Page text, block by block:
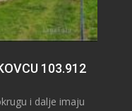
103.912
i dalje imaju